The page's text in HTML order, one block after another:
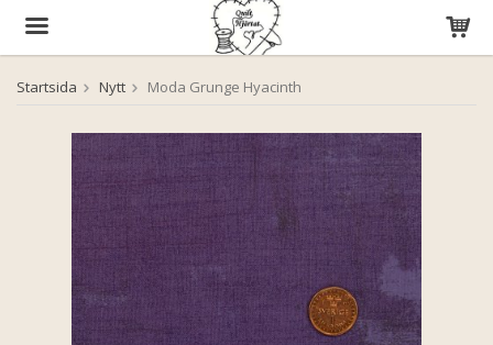
Produkten har blivit tillagd i varukorgen
Startsida Nytt Moda Grunge Hyacinth